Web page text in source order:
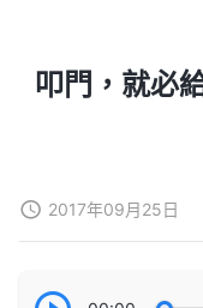
叩門，就必
2017年09月25日